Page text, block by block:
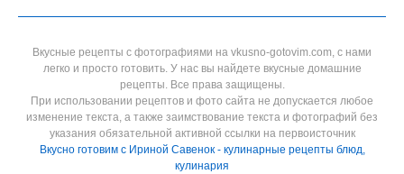
Вкусные рецепты с фотографиями на vkusno-gotovim.com, с нами
легко и просто готовить. У нас вы найдете вкусные домашние
рецепты. Все права защищены.
При использовании рецептов и фото сайта не допускается любое
изменение текста, а также заимствование текста и фотографий без
указания обязательной активной ссылки на первоисточник
Вкусно готовим с Ириной Савенок - кулинарные рецепты блюд,
кулинария